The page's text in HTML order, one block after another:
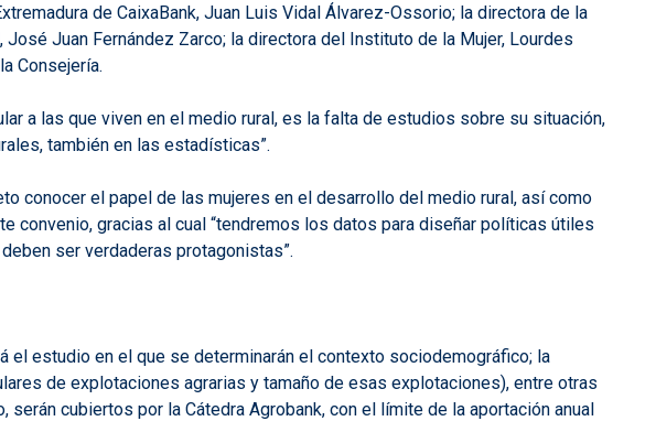
de CaixaBank, Juan Luis Vidal Álvarez-Ossorio; la directora de la
José Juan Fernández Zarco; la directora del Instituto de la Mujer, Lourdes
Consejería.
a las que viven en el medio rural, es la falta de estudios sobre su situación,
también en las estadísticas”.
conocer el papel de las mujeres en el desarrollo del medio rural, así como
convenio, gracias al cual “tendremos los datos para diseñar políticas útiles
ser verdaderas protagonistas”.
el estudio en el que se determinarán el contexto sociodemográfico; la
de explotaciones agrarias y tamaño de esas explotaciones), entre otras
cubiertos por la Cátedra Agrobank, con el límite de la aportación anual